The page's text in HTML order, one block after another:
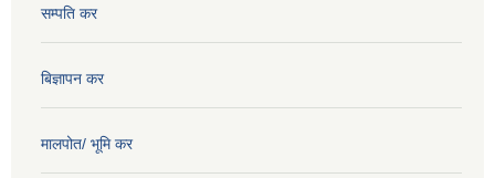
सम्पति कर
बिज्ञापन कर
मालपोत/ भूमि कर